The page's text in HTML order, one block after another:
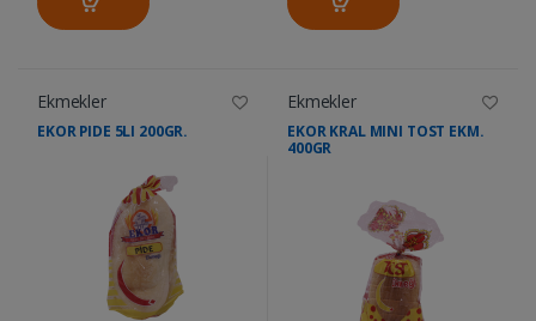
Ekmekler
EKOR PIDE 5LI 200GR.
Ekmekler
EKOR KRAL MINI TOST EKM.
400GR